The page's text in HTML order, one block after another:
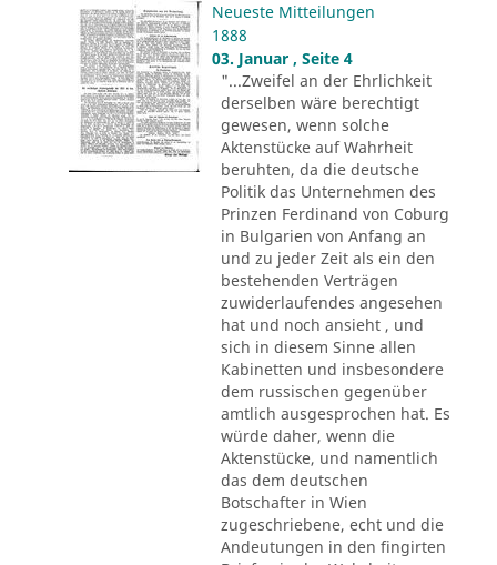
Neueste Mitteilungen
1888
03. Januar , Seite 4
"...Zweifel an der Ehrlichkeit
derselben wäre berechtigt
gewesen, wenn solche
Aktenstücke auf Wahrheit
beruhten, da die deutsche
Politik das Unternehmen des
Prinzen Ferdinand von Coburg
in Bulgarien von Anfang an
und zu jeder Zeit als ein den
bestehenden Verträgen
zuwiderlaufendes angesehen
hat und noch ansieht , und
sich in diesem Sinne allen
Kabinetten und insbesondere
dem russischen gegenüber
amtlich ausgesprochen hat. Es
würde daher, wenn die
Aktenstücke, und namentlich
das dem deutschen
Botschafter in Wien
zugeschriebene, echt und die
Andeutungen in den fingirten